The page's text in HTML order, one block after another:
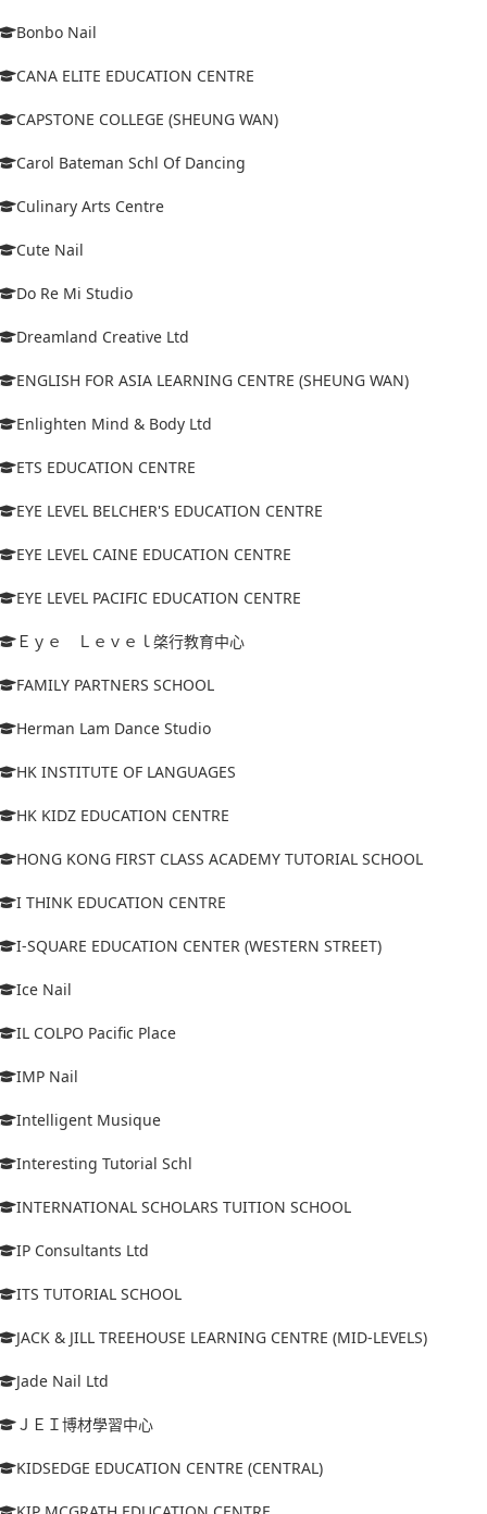
Bonbo Nail
CANA ELITE EDUCATION CENTRE
CAPSTONE COLLEGE (SHEUNG WAN)
Carol Bateman Schl Of Dancing
Culinary Arts Centre
Cute Nail
Do Re Mi Studio
Dreamland Creative Ltd
ENGLISH FOR ASIA LEARNING CENTRE (SHEUNG WAN)
Enlighten Mind & Body Ltd
ETS EDUCATION CENTRE
EYE LEVEL BELCHER'S EDUCATION CENTRE
EYE LEVEL CAINE EDUCATION CENTRE
EYE LEVEL PACIFIC EDUCATION CENTRE
Ｅｙｅ Ｌｅｖｅｌ棨行教育中心
FAMILY PARTNERS SCHOOL
Herman Lam Dance Studio
HK INSTITUTE OF LANGUAGES
HK KIDZ EDUCATION CENTRE
HONG KONG FIRST CLASS ACADEMY TUTORIAL SCHOOL
I THINK EDUCATION CENTRE
I-SQUARE EDUCATION CENTER (WESTERN STREET)
Ice Nail
IL COLPO Pacific Place
IMP Nail
Intelligent Musique
Interesting Tutorial Schl
INTERNATIONAL SCHOLARS TUITION SCHOOL
IP Consultants Ltd
ITS TUTORIAL SCHOOL
JACK & JILL TREEHOUSE LEARNING CENTRE (MID-LEVELS)
Jade Nail Ltd
ＪＥＩ博材學習中心
KIDSEDGE EDUCATION CENTRE (CENTRAL)